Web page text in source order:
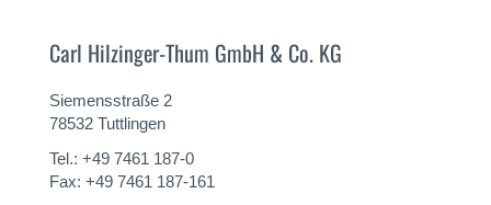
Carl Hilzinger-Thum GmbH & Co. KG
Siemensstraße 2
78532 Tuttlingen
Tel.: +49 7461 187-0
Fax: +49 7461 187-161